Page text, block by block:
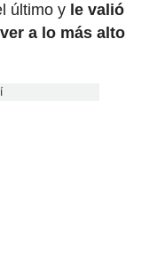
último yle valió
a lo más alto